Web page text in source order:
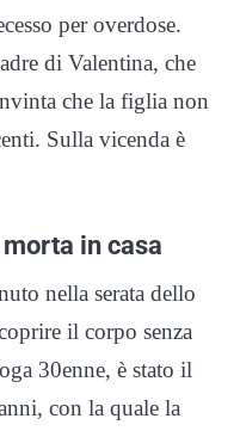
per overdose.
di Valentina, che
che la figlia non
Sulla vicenda è
in casa
nella serata dello
il corpo senza
30enne, è stato il
con la quale la